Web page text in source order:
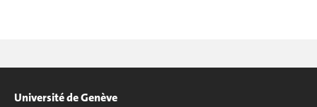
Université de Genève